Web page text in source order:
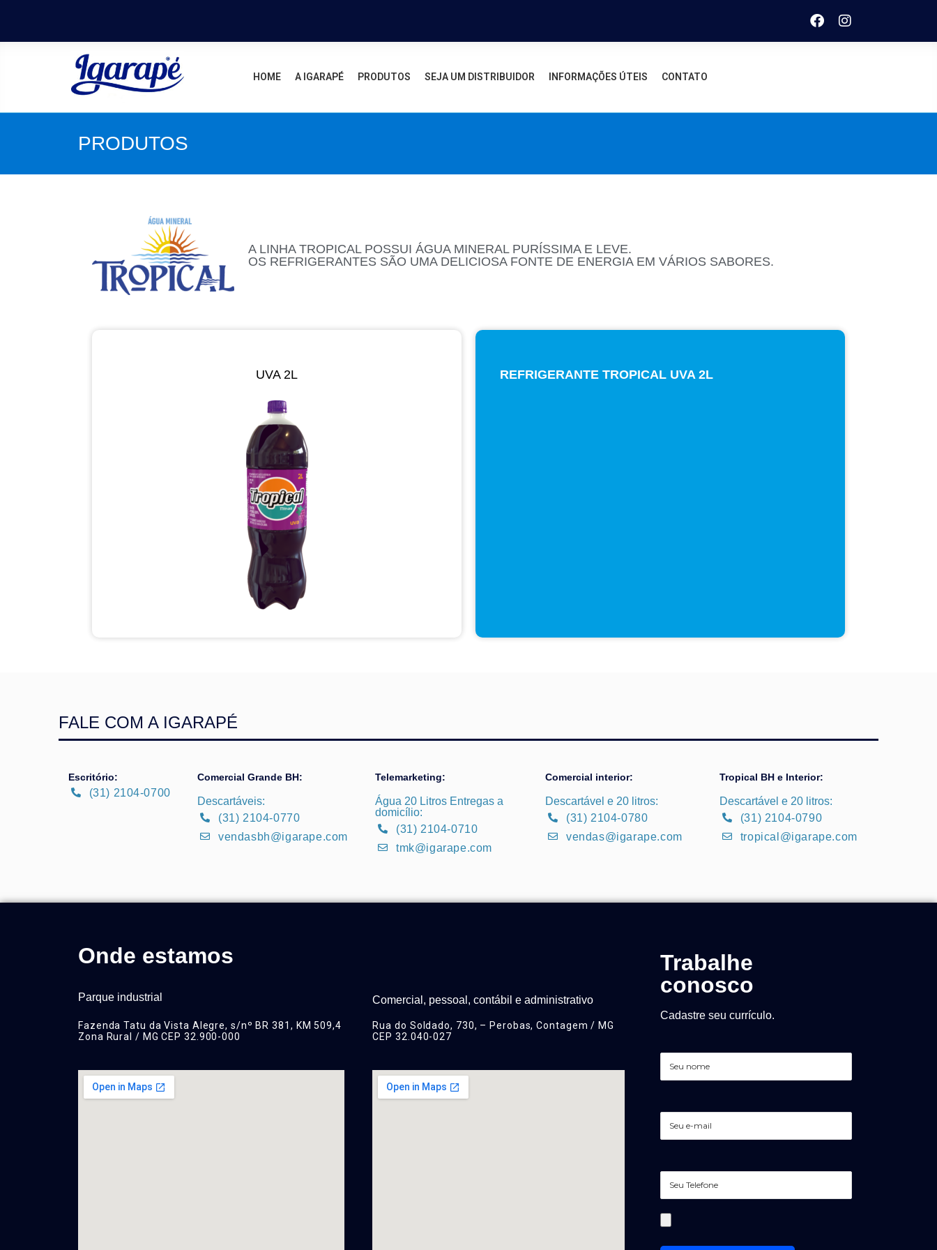
HOME A IGARAPÉ PRODUTOS SEJA UM DISTRIBUIDOR INFORMAÇÕES ÚTEIS CONTATO
PRODUTOS
A LINHA TROPICAL POSSUI ÁGUA MINERAL PURÍSSIMA E LEVE.
OS REFRIGERANTES SÃO UMA DELICIOSA FONTE DE ENERGIA EM VÁRIOS SABORES.
UVA 2L REFRIGERANTE TROPICAL UVA 2L
FALE COM A IGARAPÉ
Escritório:
(31) 2104-0700
Comercial Grande BH:
Descartáveis:
(31) 2104-0770
vendasbh@igarape.com
Telemarketing:
Água 20 Litros Entregas a
domicílio:
(31) 2104-0710
tmk@igarape.com
Comercial interior:
Descartável e 20 litros:
(31) 2104-0780
vendas@igarape.com
Tropical BH e Interior:
Descartável e 20 litros:
(31) 2104-0790
tropical@igarape.com
Onde estamos
Parque industrial
Fazenda Tatu da Vista Alegre, s/nº BR 381, KM 509,4
Zona Rural / MG CEP 32.900-000
Comercial, pessoal, contábil e administrativo
Rua do Soldado, 730, – Perobas, Contagem / MG
CEP 32.040-027
Trabalhe
conosco
Cadastre seu currículo.